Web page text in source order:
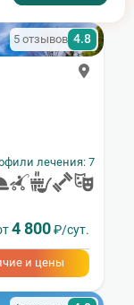
5 отзывов 4.8
лечения: 7
4 800₽/сут.
и цены